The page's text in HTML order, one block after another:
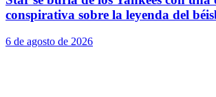
conspirativa sobre la leyenda del
6 de agosto de 2026